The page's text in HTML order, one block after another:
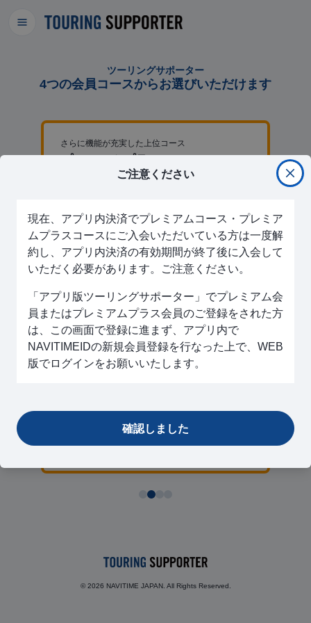
ツーリングサポーター
4つの会員コースからお選びいただけます
さらに機能が充実した上位コース
※ 初回入会月の翌月末まで無料。終了後は¥1,000/月。
プレミアムプラスコースで使える機能
プレミアムコースの全ての機能
ルートに設定できる地点数100地点
スマホアプリ版で使える限定機能
CarPlay/Android Autoなどの車載器
が制限なく使える
通信量節約モードが使える
© 2026 NAVITIME JAPAN. All Rights Reserved.
ご注意ください
現在、アプリ内決済でプレミアムコース・プレミア
ムプラスコースにご入会いただいている方は一度解
約し、アプリ内決済の有効期間が終了後に入会して
いただく必要があります。ご注意ください。
「アプリ版ツーリングサポーター」でプレミアム会
員またはプレミアムプラス会員のご登録をされた方
は、この画面で登録に進まず、アプリ内で
NAVITIMEIDの新規会員登録を行なった上で、WEB
版でログインをお願いいたします。
確認しました